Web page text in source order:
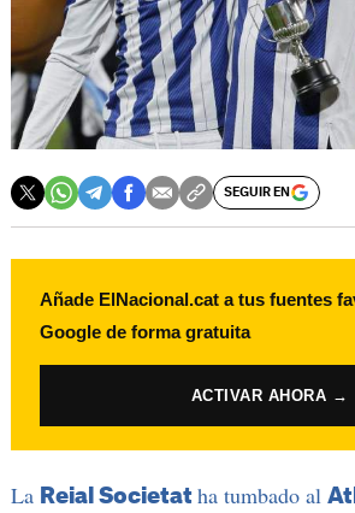
SEGUIR EN
Añade ElNacional.cat a tus fuentes
Google de forma gratuita
ACTIVAR AHORA →
La Reial Societat ha tumbado al